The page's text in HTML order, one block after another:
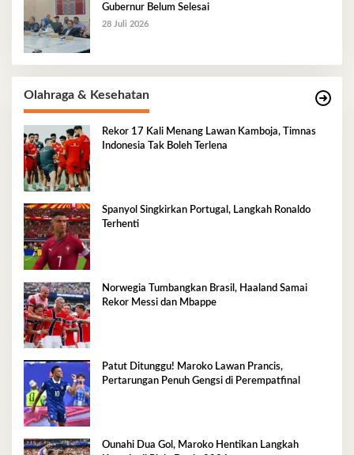
Gubernur Belum Selesai
28 Juli 2026
Olahraga & Kesehatan
Rekor 17 Kali Menang Lawan Kamboja, Timnas
Indonesia Tak Boleh Terlena
Spanyol Singkirkan Portugal, Langkah Ronaldo
Terhenti
Norwegia Tumbangkan Brasil, Haaland Samai
Rekor Messi dan Mbappe
Patut Ditunggu! Maroko Lawan Prancis,
Pertarungan Penuh Gengsi di Perempatfinal
Ounahi Dua Gol, Maroko Hentikan Langkah